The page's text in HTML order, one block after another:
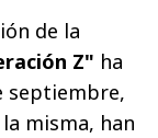
de la
Z" ha
septiembre,
misma, han